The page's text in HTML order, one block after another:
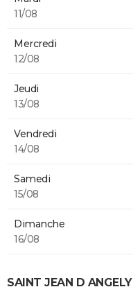
11/08
Mercredi
12/08
Jeudi
13/08
Vendredi
14/08
Samedi
15/08
Dimanche
16/08
SAINT JEAN D ANGELY